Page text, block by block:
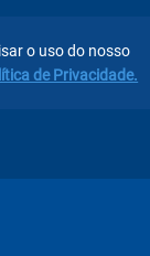
Eventos
o uso do nosso
de Privacidade.